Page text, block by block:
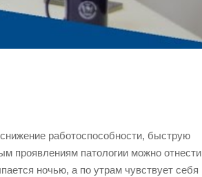
работоспособности, быструю
проявлениям патологии можно отнести
ночью, а по утрам чувствует себя